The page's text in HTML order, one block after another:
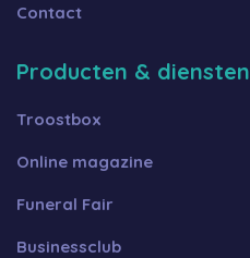
Contact
Producten & diensten
Troostbox
Online magazine
Funeral Fair
Businessclub